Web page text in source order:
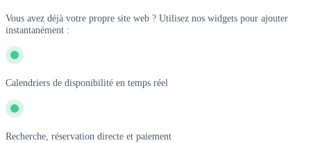
Vous avez déjà votre propre site web ? Utilisez nos widgets pour ajouter
instantanément :
Calendriers de disponibilité en temps réel
Recherche, réservation directe et paiement